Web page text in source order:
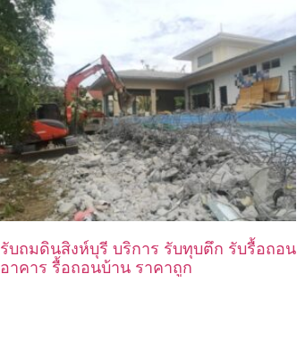
รับถมดินสิงห์บุรี บริการ รับทุบตึก รับรื้อถอน
อาคาร รื้อถอนบ้าน ราคาถูก